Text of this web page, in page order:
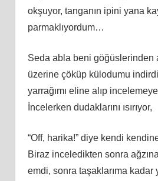
okşuyor, tanganın ipini yana
parmaklıyordum…
Seda abla beni göğüslerinden
üzerine çöküp külodumu
yarrağımı eline alıp
İncelerken dudaklarını ısırıyor,
“Off, harika!” diye kendi
Biraz inceledikten sonra
emdi, sonra taşaklarıma kadar